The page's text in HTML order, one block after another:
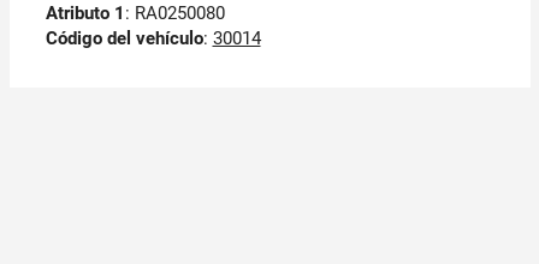
Atributo 1 : RA0250080
Código del vehículo: 30014